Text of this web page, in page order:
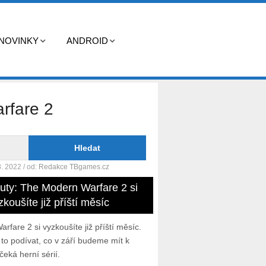
ANDROID
2
2022 / od: Redakce TBgames.cz
The Modern Warfare 2 si
již příští měsíc
2 si vyzkoušíte již příští měsíc.
podívat, co v září budeme mít k
herní sérií.